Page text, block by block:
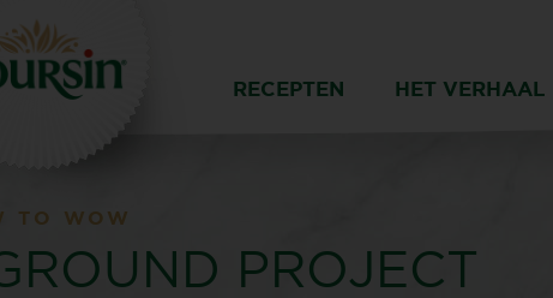
RECEPTEN HET VERHAAL
TO WOW
PROJECT